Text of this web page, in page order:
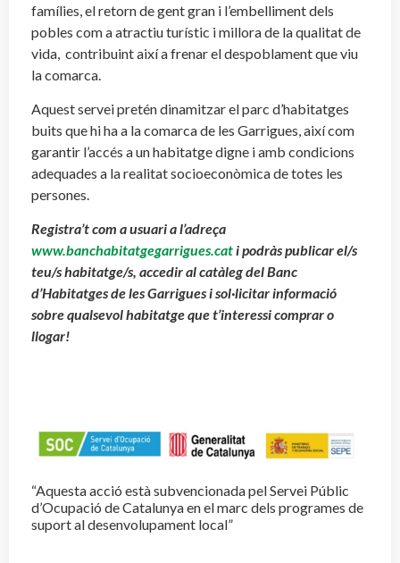
famílies, el retorn de gent gran i l’embelliment dels
pobles com a atractiu turístic i millora de la qualitat de
vida, contribuint així a frenar el despoblament que viu
la comarca.
Aquest servei pretén dinamitzar el parc d’habitatges
buits que hi ha a la comarca de les Garrigues, així com
garantir l’accés a un habitatge digne i amb condicions
adequades a la realitat socioeconòmica de totes les
persones.
Registra’t com a usuari a l’adreça
www.banchabitatgegarrigues.cati podràs publicar el/s
teu/s habitatge/s, accedir al catàleg del Banc
d’Habitatges de les Garrigues i sol·licitar informació
sobre qualsevol habitatge que t’interessi comprar o
llogar!
“Aquesta acció està subvencionada pel Servei Públic
d’Ocupació de Catalunya en el marc dels programes de
suport al desenvolupament local”